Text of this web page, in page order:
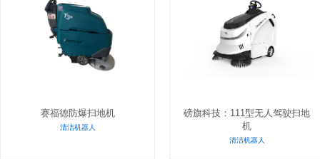
赛福德防爆扫地机
清洁机器人
磅旗科技：111型无人驾驶扫地
机
清洁机器人